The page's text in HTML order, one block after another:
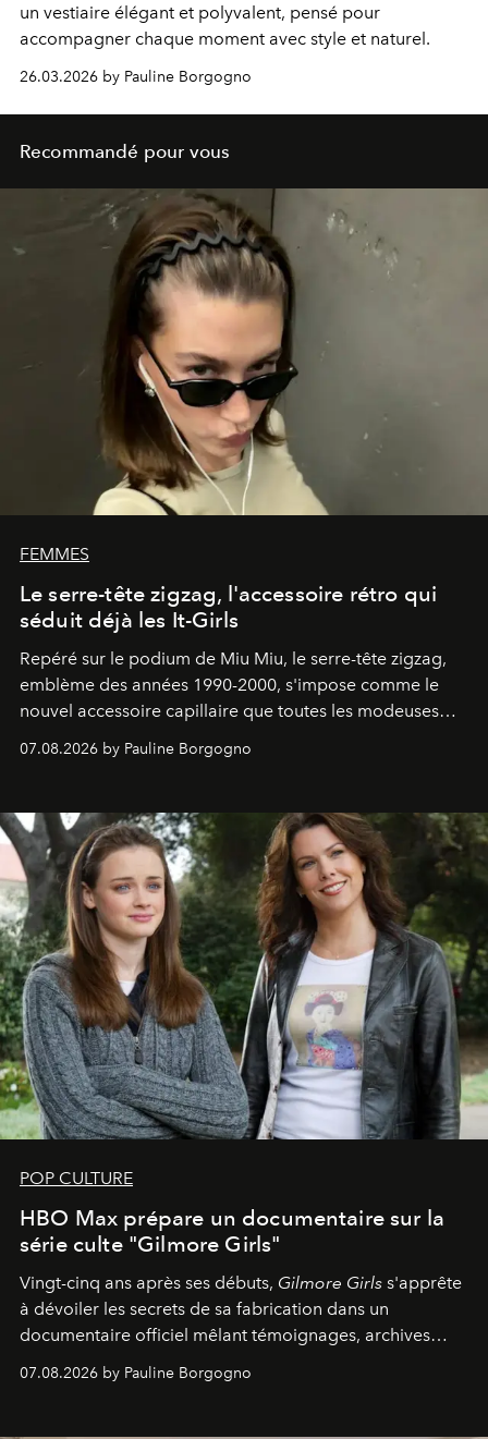
un vestiaire élégant et polyvalent, pensé pour
accompagner chaque moment avec style et naturel.
26.03.2026 by Pauline Borgogno
Recommandé pour vous
FEMMES
Le serre-tête zigzag, l'accessoire rétro qui
séduit déjà les It-Girls
Repéré sur le podium de Miu Miu, le serre-tête zigzag,
emblème des années 1990-2000, s'impose comme le
nouvel accessoire capillaire que toutes les modeuses
s'arrachent déjà.
07.08.2026 by Pauline Borgogno
POP CULTURE
HBO Max prépare un documentaire sur la
série culte "Gilmore Girls"
Vingt-cinq ans après ses débuts, Gilmore Girls s'apprête
à dévoiler les secrets de sa fabrication dans un
documentaire officiel mêlant témoignages, archives
inédites et plongée dans les coulisses d'un phénomène
générationnel.
07.08.2026 by Pauline Borgogno